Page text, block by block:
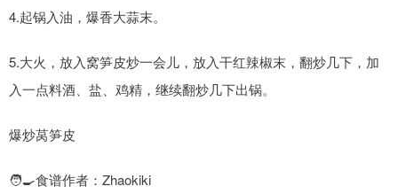
4.起锅入油，爆香大蒜末。
5.大火，放入窝笋皮炒一会儿，放入干红辣椒末，翻炒几下，加
入一点料酒、盐、鸡精，继续翻炒几下出锅。
爆炒莴笋皮
🧑🍳食谱作者：Zhaokiki